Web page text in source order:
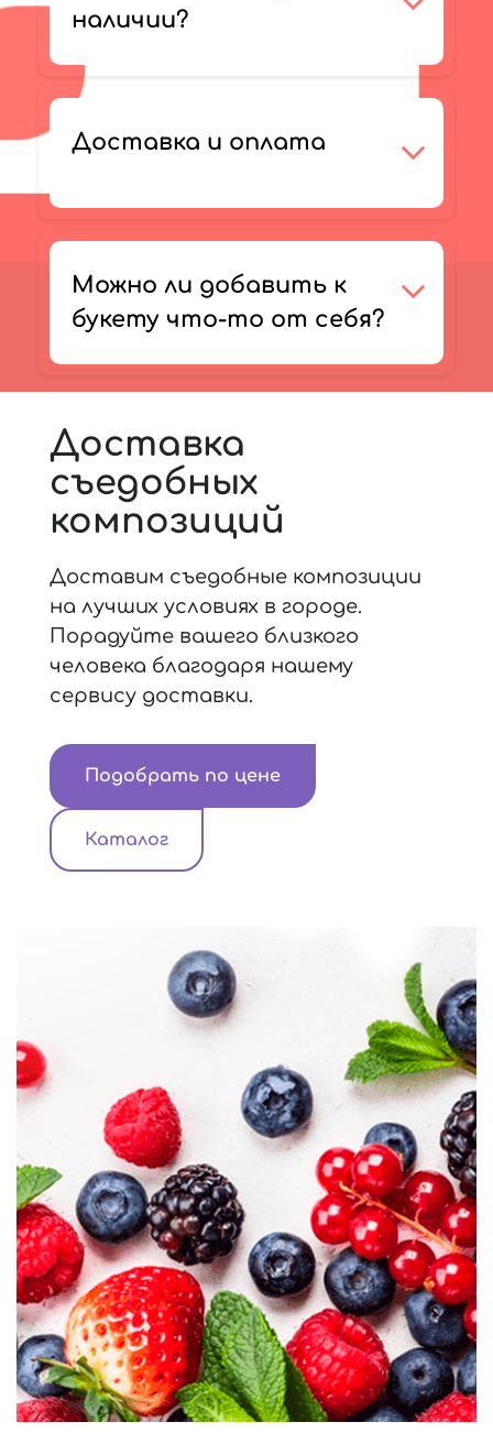
наличии?
Доставка и оплата
Можно ли добавить к
букету что-то от себя?
Доставка
съедобных
композиций
Доставим съедобные композиции
на лучших условиях в городе.
Порадуйте вашего близкого
человека благодаря нашему
сервису доставки.
Подобрать по цене
Каталог